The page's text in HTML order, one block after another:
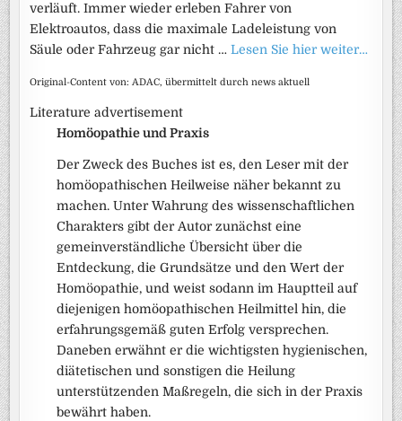
verläuft. Immer wieder erleben Fahrer von
Elektroautos, dass die maximale Ladeleistung von
Säule oder Fahrzeug gar nicht …Lesen Sie hier weiter…
Original-Content von: ADAC, übermittelt durch news aktuell
Literature advertisement
Homöopathie und Praxis
Der Zweck des Buches ist es, den Leser mit der
homöopathischen Heilweise näher bekannt zu
machen. Unter Wahrung des wissenschaftlichen
Charakters gibt der Autor zunächst eine
gemeinverständliche Übersicht über die
Entdeckung, die Grundsätze und den Wert der
Homöopathie, und weist sodann im Hauptteil auf
diejenigen homöopathischen Heilmittel hin, die
erfahrungsgemäß guten Erfolg versprechen.
Daneben erwähnt er die wichtigsten hygienischen,
diätetischen und sonstigen die Heilung
unterstützenden Maßregeln, die sich in der Praxis
bewährt haben.